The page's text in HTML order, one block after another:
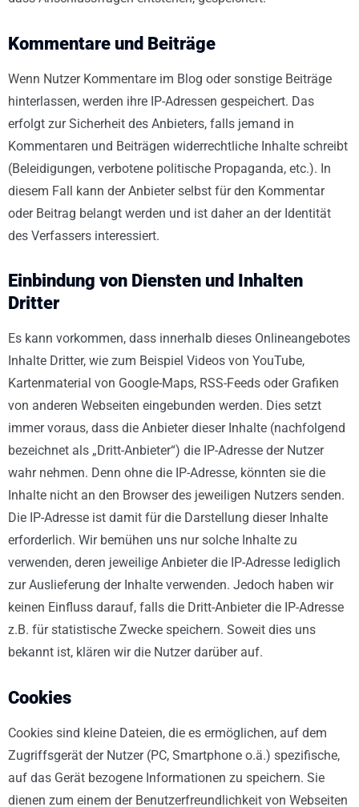
Kommentare und Beiträge
Wenn Nutzer Kommentare im Blog oder sonstige Beiträge
hinterlassen, werden ihre IP-Adressen gespeichert. Das
erfolgt zur Sicherheit des Anbieters, falls jemand in
Kommentaren und Beiträgen widerrechtliche Inhalte schreibt
(Beleidigungen, verbotene politische Propaganda, etc.). In
diesem Fall kann der Anbieter selbst für den Kommentar
oder Beitrag belangt werden und ist daher an der Identität
des Verfassers interessiert.
Einbindung von Diensten und Inhalten
Dritter
Es kann vorkommen, dass innerhalb dieses Onlineangebotes
Inhalte Dritter, wie zum Beispiel Videos von YouTube,
Kartenmaterial von Google-Maps, RSS-Feeds oder Grafiken
von anderen Webseiten eingebunden werden. Dies setzt
immer voraus, dass die Anbieter dieser Inhalte (nachfolgend
bezeichnet als „Dritt-Anbieter“) die IP-Adresse der Nutzer
wahr nehmen. Denn ohne die IP-Adresse, könnten sie die
Inhalte nicht an den Browser des jeweiligen Nutzers senden.
Die IP-Adresse ist damit für die Darstellung dieser Inhalte
erforderlich. Wir bemühen uns nur solche Inhalte zu
verwenden, deren jeweilige Anbieter die IP-Adresse lediglich
zur Auslieferung der Inhalte verwenden. Jedoch haben wir
keinen Einfluss darauf, falls die Dritt-Anbieter die IP-Adresse
z.B. für statistische Zwecke speichern. Soweit dies uns
bekannt ist, klären wir die Nutzer darüber auf.
Cookies
Cookies sind kleine Dateien, die es ermöglichen, auf dem
Zugriffsgerät der Nutzer (PC, Smartphone o.ä.) spezifische,
auf das Gerät bezogene Informationen zu speichern. Sie
dienen zum einem der Benutzerfreundlichkeit von Webseiten